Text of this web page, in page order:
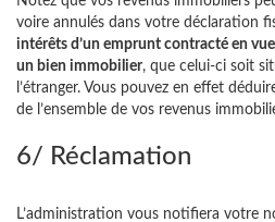
voire annulés dans votre déclaration
intérêts d’un emprunt contracté en
un bien immobilier, que celui-ci soit
l’étranger. Vous pouvez en effet
de l’ensemble de vos revenus
6/ Réclamation
L’administration vous notifiera votre